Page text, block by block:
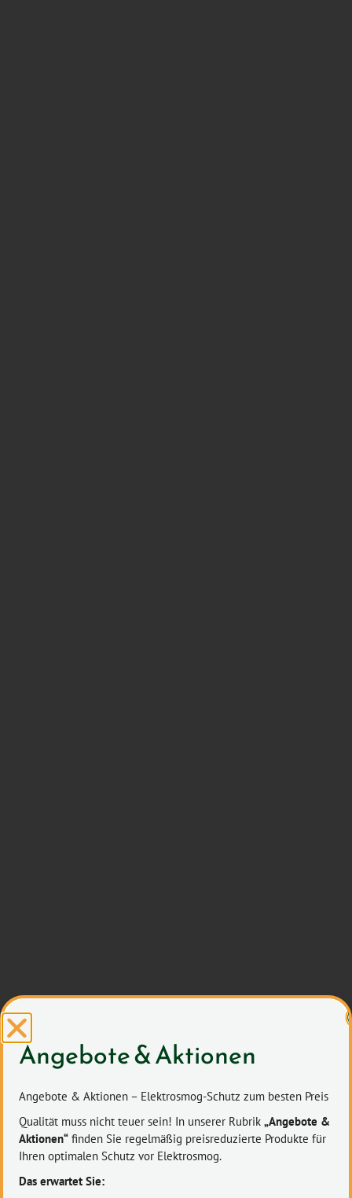
Angebote & Aktionen
Angebote & Aktionen – Elektrosmog-Schutz zum besten Preis
Qualität muss nicht teuer sein! In unserer Rubrik„Angebote &
Aktionen“ finden Sie regelmäßig preisreduzierte Produkte für
Ihren optimalen Schutz vor Elektrosmog.
Das erwartet Sie: